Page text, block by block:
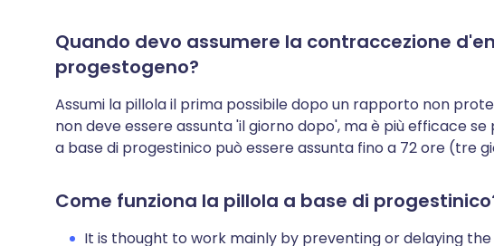
Quando devo assumere la contraccezione
progestogeno?
Assumi la pillola il prima possibile dopo un rapporto non
non deve essere assunta 'il giorno dopo', ma è più efficace
a base di progestinico può essere assunta fino a 72 ore (tre
Come funziona la pillola a base di
It is thought to work mainly by preventing or delaying